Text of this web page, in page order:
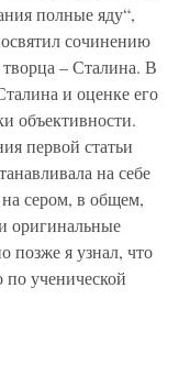
полные яду“,
сочинению
– Сталина. В
и оценке его
объективности.
первой статьи
на себе
сером, в общем,
оригинальные
позже я узнал, что
ученической